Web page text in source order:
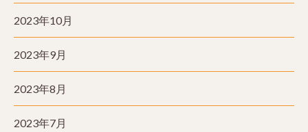
2023年10月
2023年9月
2023年8月
2023年7月